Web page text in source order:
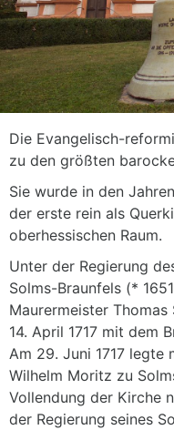
Die Evangelisch-
zu den größten
Sie wurde in den
der erste rein als
oberhessischen Raum.
Unter der Regierung
Solms-Braunfels (*
Maurermeister
14. April 1717 mit dem
Am 29. Juni 1717 legte
Wilhelm Moritz zu
Vollendung der Kirche
der Regierung seines